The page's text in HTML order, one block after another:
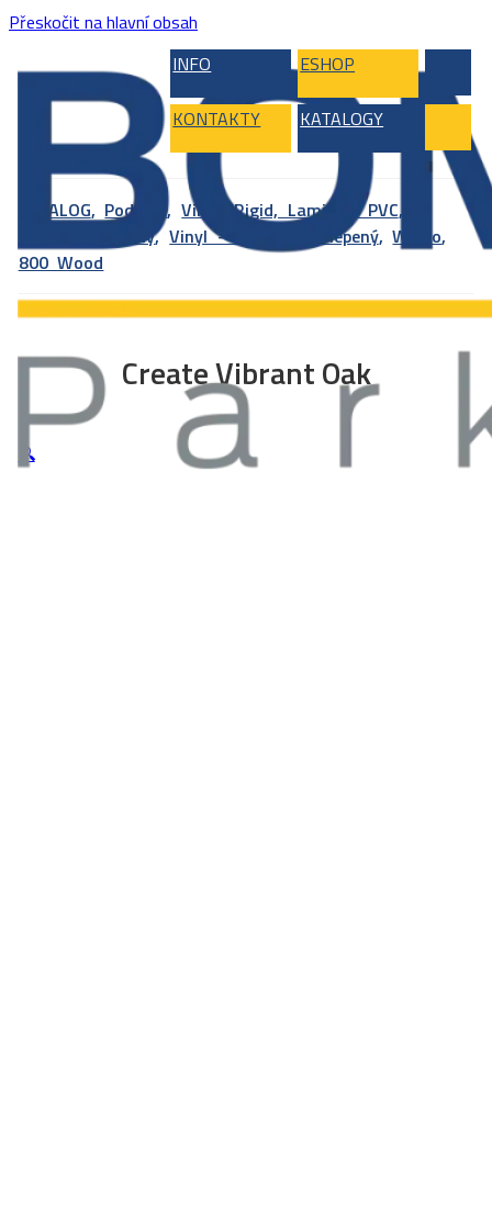
Přeskočit na hlavní obsah
INFO
ESHOP
KONTAKTY KATALOGY
KATALOG, Podlahy,Vinyl, Rigid, Laminát, PVC,
Vinylové podlahy,Vinyl – celoplošně lepený,Wineo,
800 Wood
Create Vibrant Oak
🔍